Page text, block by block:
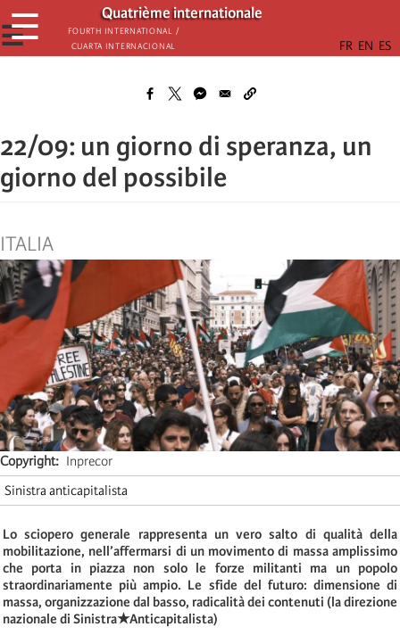
Skip
to
main
Quatrième internationale
Fourth International /
Cuarta Internacional
☰
☰
22/09: un giorno di speranza, un
giorno del possibile
ITALIA
Copyright
Inprecor
Sinistra anticapitalista
Lo sciopero generale rappresenta un vero salto di qualità della
mobilitazione, nell’affermarsi di un movimento di massa amplissimo
che porta in piazza non solo le forze militanti ma un popolo
straordinariamente più ampio. Le sfide del futuro: dimensione di
massa, organizzazione dal basso, radicalità dei contenuti (la direzione
nazionale di Sinistra★Anticapitalista)